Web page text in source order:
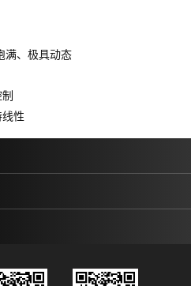
满、极具动态
性